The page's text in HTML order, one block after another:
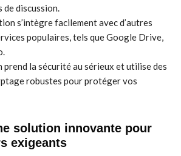
de discussion.
s’intègre facilement avec d’autres
populaires, tels que Google Drive,
prend la sécurité au sérieux et utilise des
robustes pour protéger vos
solution innovante pour
exigeants